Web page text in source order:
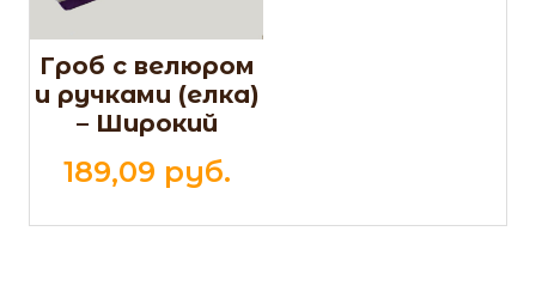
Гроб с велюром
и ручками (елка)
– Широкий
189,09 pуб.